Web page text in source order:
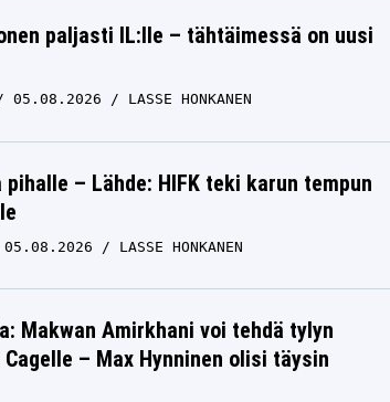
paljasti IL:lle – tähtäimessä on uusi
05.08.2026 LASSE HONKANEN
– Lähde: HIFK teki karun tempun
05.08.2026 LASSE HONKANEN
Makwan Amirkhani voi tehdä tylyn
– Max Hynninen olisi täysin